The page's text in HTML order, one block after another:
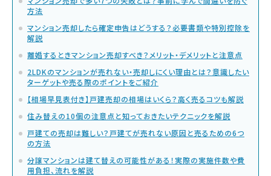
方法
マンション売却したら確定申告はどうする？必要書類や特別控除を
解説
離婚するときマンション売却すべき？メリット・デメリットと注意点
2LDKのマンションが売れない・売却しにくい理由とは？意識したい
ターゲットや売る際のポイントをご紹介
【相場早見表付き】戸建売却の相場はいくら？高く売るコツも解説
住み替えの10個の注意点と知っておきたいテクニックを解説
戸建ての売却は難しい？戸建てが売れない原因と売るための6つ
の方法
分譲マンションは建て替えの可能性がある！実際の実施件数や費
用負担、流れを解説